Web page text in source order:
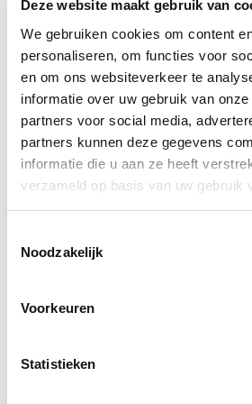
Deze website maakt gebruik van
We gebruiken cookies om content
personaliseren, om functies voor
en om ons websiteverkeer te
informatie over uw gebruik van
partners voor social media,
partners kunnen deze gegevens
informatie die u aan ze heeft
verzameld op basis van uw gebruik
Noodzakelijk
Voorkeuren
Statistieken
leidinggevenden en instromende
Guerrilla Recruitment
Talenten vinden we al jaren zelf
waar en hoe je ze vervolgens
cruciale beslissing om
maken. Bedrijven hebben
kunde, mankracht en het
in de eerste fase te begeleiden.
teleurstellingen en frustratie.
Systeem Verandering
Onze ambitie gaat over
geloven dat je voor een betere
een sterk ecosysteem van
doen met andere (grotere)
echt niet minder sociaal zijn,